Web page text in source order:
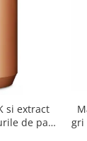
si extract
de par,
gri